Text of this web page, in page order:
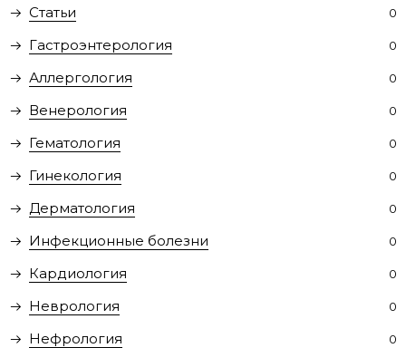
Статьи 0
Гастроэнтерология 0
Аллергология 0
Венерология 0
Гематология 0
Гинекология 0
Дерматология 0
Инфекционные болезни 0
Кардиология 0
Неврология 0
Нефрология 0